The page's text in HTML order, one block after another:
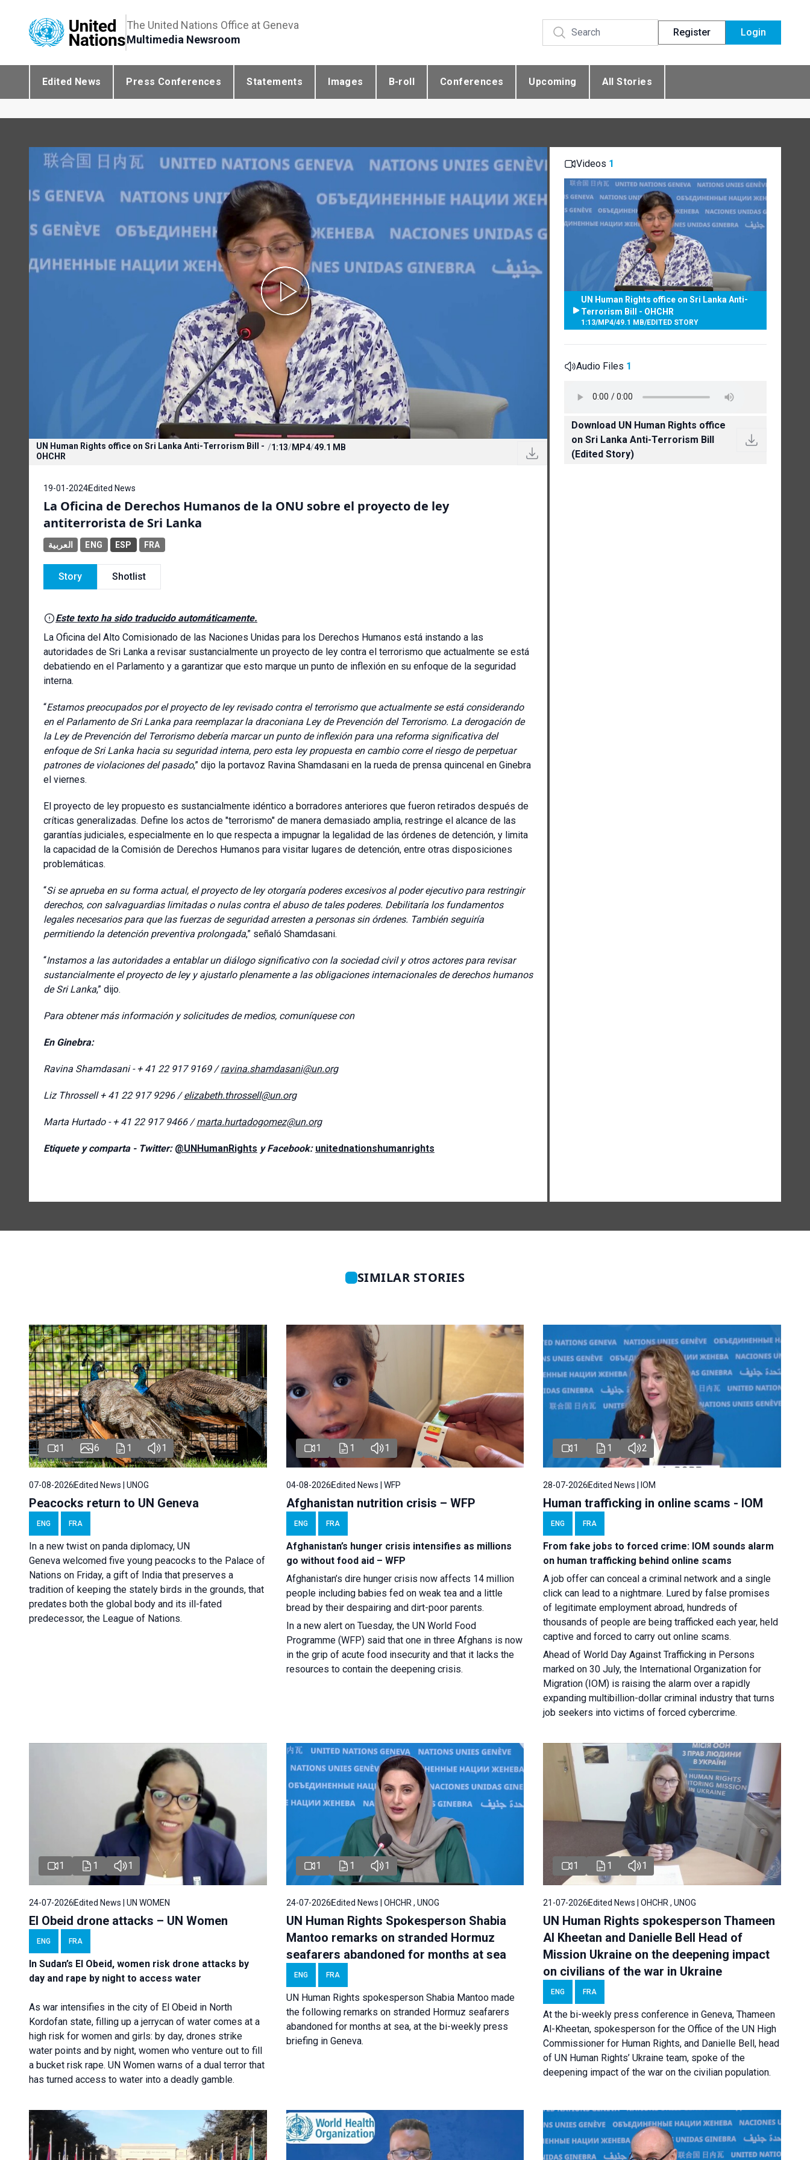
The United Nations Office at Geneva
Multimedia Newsroom
Register Login
Edited News Press Conferences Statements Images B-roll Conferences Upcoming All Stories
UN Human Rights office on Sri Lanka Anti-Terrorism Bill -
OHCHR
/1:13/MP4/49.1 MB
19-01-2024Edited News
La Oficina de Derechos Humanos de la ONU sobre el proyecto de ley
antiterrorista de Sri Lanka
العربية ENG ESP FRA
Story Shotlist
Este texto ha sido traducido automáticamente.
La Oficina del Alto Comisionado de las Naciones Unidas para los Derechos Humanos está instando a las
autoridades de Sri Lanka a revisar sustancialmente un proyecto de ley contra el terrorismo que actualmente se está
debatiendo en el Parlamento y a garantizar que esto marque un punto de inflexión en su enfoque de la seguridad
interna.
“Estamos preocupados por el proyecto de ley revisado contra el terrorismo que actualmente se está considerando
en el Parlamento de Sri Lanka para reemplazar la draconiana Ley de Prevención del Terrorismo. La derogación de
la Ley de Prevención del Terrorismo debería marcar un punto de inflexión para una reforma significativa del
enfoque de Sri Lanka hacia su seguridad interna, pero esta ley propuesta en cambio corre el riesgo de perpetuar
patrones de violaciones del pasado,” dijo la portavoz Ravina Shamdasani en la rueda de prensa quincenal en Ginebra
el viernes.
El proyecto de ley propuesto es sustancialmente idéntico a borradores anteriores que fueron retirados después de
críticas generalizadas. Define los actos de "terrorismo" de manera demasiado amplia, restringe el alcance de las
garantías judiciales, especialmente en lo que respecta a impugnar la legalidad de las órdenes de detención, y limita
la capacidad de la Comisión de Derechos Humanos para visitar lugares de detención, entre otras disposiciones
problemáticas.
“Si se aprueba en su forma actual, el proyecto de ley otorgaría poderes excesivos al poder ejecutivo para restringir
derechos, con salvaguardias limitadas o nulas contra el abuso de tales poderes. Debilitaría los fundamentos
legales necesarios para que las fuerzas de seguridad arresten a personas sin órdenes. También seguiría
permitiendo la detención preventiva prolongada,” señaló Shamdasani.
“Instamos a las autoridades a entablar un diálogo significativo con la sociedad civil y otros actores para revisar
sustancialmente el proyecto de ley y ajustarlo plenamente a las obligaciones internacionales de derechos humanos
de Sri Lanka,” dijo.
Para obtener más información y solicitudes de medios, comuníquese con
En Ginebra:
Ravina Shamdasani - + 41 22 917 9169 / ravina.shamdasani@un.org
Liz Throssell+ 41 22 917 9296 /elizabeth.throssell@un.org
Marta Hurtado - + 41 22 917 9466 /marta.hurtadogomez@un.org
Etiquete y comparta - Twitter: @UNHumanRights y Facebook: unitednationshumanrights
Videos 1
UN Human Rights office on Sri Lanka Anti-
Terrorism Bill - OHCHR
1:13/MP4/49.1 MB/EDITED STORY
Audio Files 1
Download UN Human Rights office
on Sri Lanka Anti-Terrorism Bill
(Edited Story)
SIMILAR STORIES
1 6 1 1
07-08-2026Edited News | UNOG
Peacocks return to UN Geneva
ENG FRA
In a new twist on panda diplomacy, UN
Geneva welcomed five young peacocks to the Palace of
Nations on Friday, a gift of India that preserves a
tradition of keeping the stately birds in the grounds, that
predates both the global body and its ill-fated
predecessor, the League of Nations.
1 1 1
04-08-2026Edited News | WFP
Afghanistan nutrition crisis – WFP
ENG FRA
Afghanistan’s hunger crisis intensifies as millions
go without food aid – WFP
Afghanistan’s dire hunger crisis now affects 14 million
people including babies fed on weak tea and a little
bread by their despairing and dirt-poor parents.
In a new alert on Tuesday, the UN World Food
Programme (WFP) said that one in three Afghans is now
in the grip of acute food insecurity and that it lacks the
resources to contain the deepening crisis.
1 1 2
28-07-2026Edited News | IOM
Human trafficking in online scams - IOM
ENG FRA
From fake jobs to forced crime: IOM sounds alarm
on human trafficking behind online scams
A job offer can conceal a criminal network and a single
click can lead to a nightmare. Lured by false promises
of legitimate employment abroad, hundreds of
thousands of people are being trafficked each year, held
captive and forced to carry out online scams.
Ahead of World Day Against Trafficking in Persons
marked on 30 July, the International Organization for
Migration (IOM) is raising the alarm over a rapidly
expanding multibillion-dollar criminal industry that turns
job seekers into victims of forced cybercrime.
1 1 1
24-07-2026 Edited News | UN WOMEN
El Obeid drone attacks – UN Women
ENG FRA
In Sudan’s El Obeid, women risk drone attacks by
day and rape by night to access water
As war intensifies in the city of El Obeid in North
Kordofan state, filling up a jerrycan of water comes at a
high risk for women and girls: by day, drones strike
water points and by night, women who venture out to fill
a bucket risk rape. UN Women warns of a dual terror that
has turned access to water into a deadly gamble.
1 1 1
24-07-2026Edited News | OHCHR , UNOG
UN Human Rights Spokesperson Shabia
Mantoo remarks on stranded Hormuz
seafarers abandoned for months at sea
ENG FRA
UN Human Rights spokesperson Shabia Mantoo made
the following remarks on stranded Hormuz seafarers
abandoned for months at sea, at the bi-weekly press
briefing in Geneva.
1 1 1
21-07-2026Edited News | OHCHR , UNOG
UN Human Rights spokesperson Thameen
Al Kheetan and Danielle Bell Head of
Mission Ukraine on the deepening impact
on civilians of the war in Ukraine
ENG FRA
At the bi-weekly press conference in Geneva, Thameen
Al-Kheetan, spokesperson for the Office of the UN High
Commissioner for Human Rights, and Danielle Bell, head
of UN Human Rights’ Ukraine team, spoke of the
deepening impact of the war on the civilian population.